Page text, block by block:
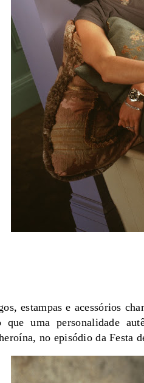
estampas e acessórios
que uma personalidade
no episódio da Festa